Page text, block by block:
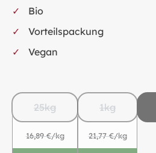
Bio
Vorteilspackung
Vegan
25kg
16,89 €/kg
1kg
21,77 €/kg